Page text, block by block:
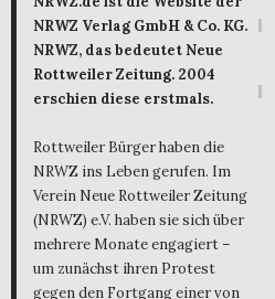
NRWZ Verlag GmbH & Co. KG.
NRWZ, das bedeutet Neue
Rottweiler Zeitung. 2004
erschien diese erstmals.
Rottweiler Bürger haben die
NRWZ ins Leben gerufen. Im
Verein Neue Rottweiler Zeitung
(NRWZ) e.V. haben sie sich über
mehrere Monate engagiert –
um zunächst ihren Protest
gegen den Fortgang einer von